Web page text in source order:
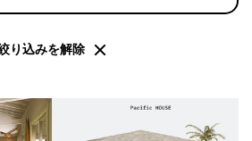
はい
会社概
り込みを解除